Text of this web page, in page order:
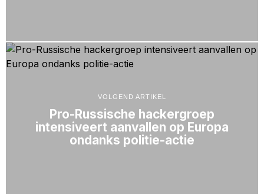
VOLGEND ARTIKEL
Pro-Russische hackergroep
intensiveert aanvallen op Europa
ondanks politie-actie